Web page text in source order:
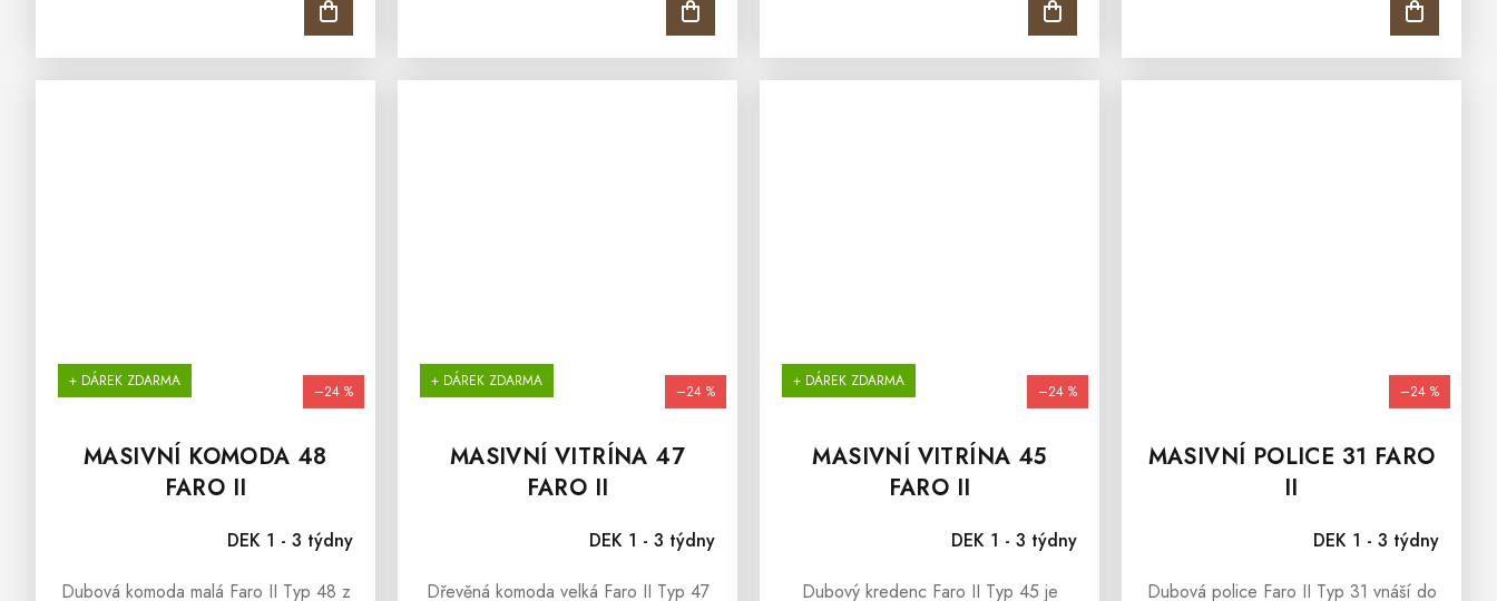
+ DÁREK ZDARMA
–24 %
MASIVNÍ KOMODA 48
FARO II
DEK 1 - 3 týdny
Dubová komoda malá Faro II Typ 48 z
+ DÁREK ZDARMA
–24 %
MASIVNÍ VITRÍNA 47
FARO II
DEK 1 - 3 týdny
Dřevěná komoda velká Faro II Typ 47
+ DÁREK ZDARMA
–24 %
MASIVNÍ VITRÍNA 45
FARO II
Průměrné hodnocení produktu je 5,0 z 5 hvězdiček.DEK 1 - 3 týdny
Dubový kredenc Faro II Typ 45 je
–24 %
MASIVNÍ POLICE 31 FARO
II
DEK 1 - 3 týdny
Dubová police Faro II Typ 31 vnáší do